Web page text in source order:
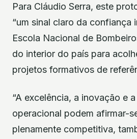
Para Cláudio Serra, este
“um sinal claro da confiança
Escola Nacional de
do interior do país para
projetos formativos de
“A excelência, a inovação e
operacional podem afirmar-
plenamente competitiva,